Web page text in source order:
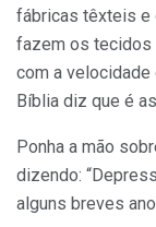
fábricas têxteis e
fazem os tecidos
com a velocidade
Bíblia diz que é
Ponha a mão
dizendo:
alguns breves